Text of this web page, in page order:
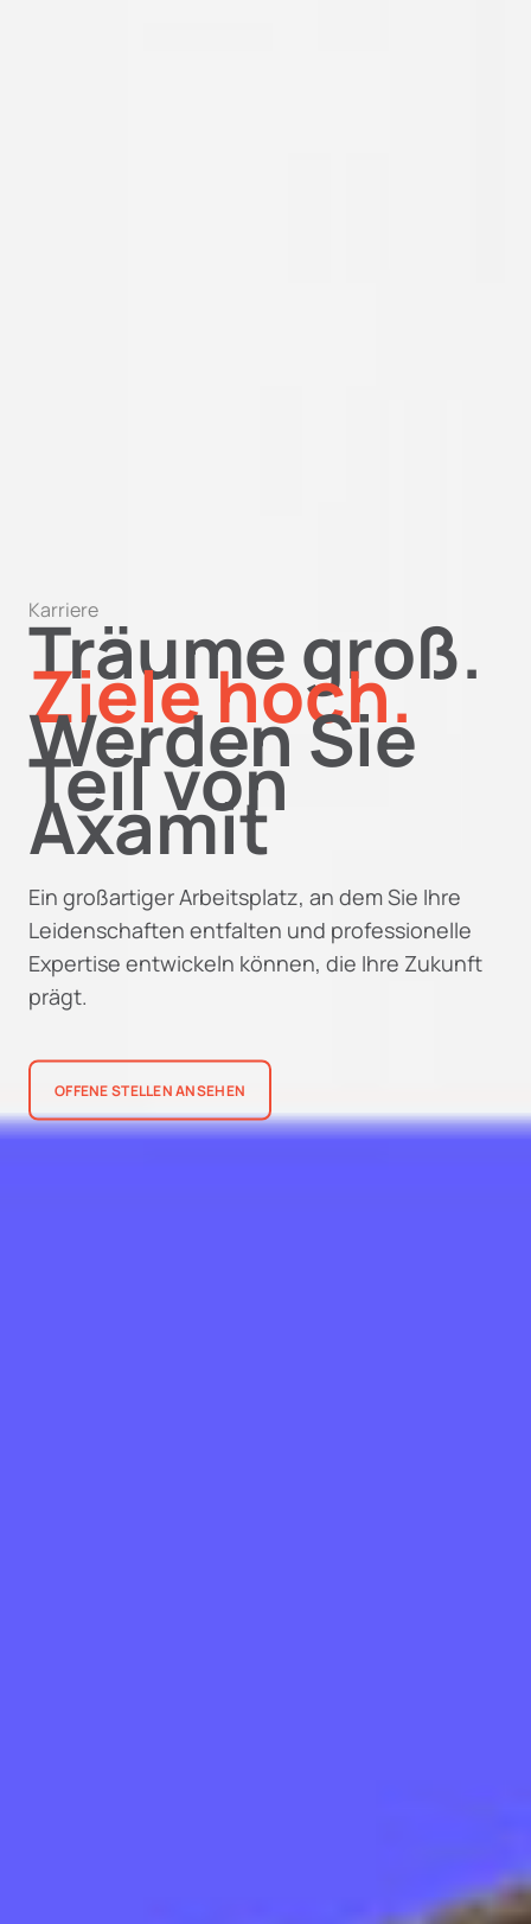
Karriere
Träume groß.
Ziele hoch.
Werden Sie
Teil von
Axamit
Ein großartiger Arbeitsplatz, an dem Sie Ihre
Leidenschaften entfalten und professionelle
Expertise entwickeln können, die Ihre Zukunft
prägt.
OFFENE STELLEN ANSEHEN